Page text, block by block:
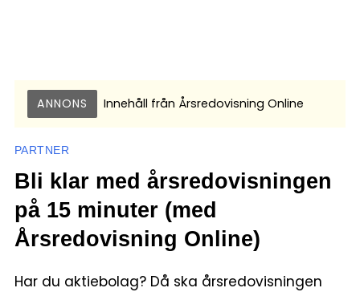
ANNONS Innehåll från Årsredovisning Online
PARTNER
Bli klar med årsredovisningen
på 15 minuter (med
Årsredovisning Online)
Har du aktiebolag? Då ska årsredovisningen